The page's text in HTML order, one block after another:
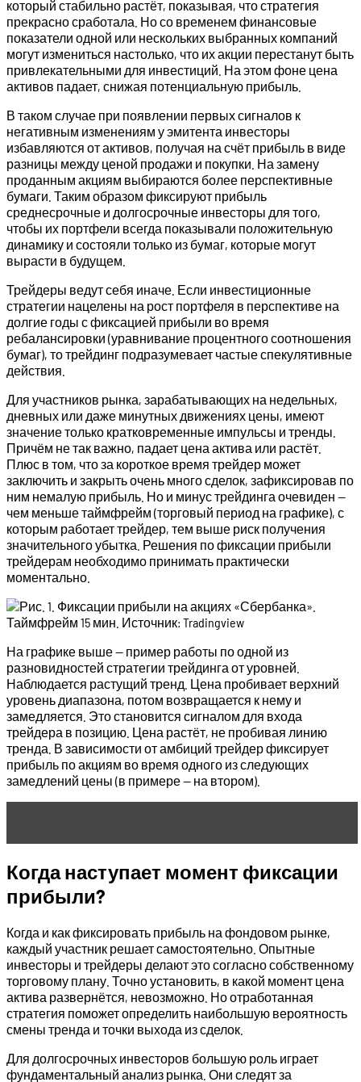
который стабильно растёт, показывая, что стратегия
прекрасно сработала. Но со временем финансовые
показатели одной или нескольких выбранных компаний
могут измениться настолько, что их акции перестанут быть
привлекательными для инвестиций. На этом фоне цена
активов падает, снижая потенциальную прибыль.
В таком случае при появлении первых сигналов к
негативным изменениям у эмитента инвесторы
избавляются от активов, получая на счёт прибыль в виде
разницы между ценой продажи и покупки. На замену
проданным акциям выбираются более перспективные
бумаги. Таким образом фиксируют прибыль
среднесрочные и долгосрочные инвесторы для того,
чтобы их портфели всегда показывали положительную
динамику и состояли только из бумаг, которые могут
вырасти в будущем.
Трейдеры ведут себя иначе. Если инвестиционные
стратегии нацелены на рост портфеля в перспективе на
долгие годы с фиксацией прибыли во время
ребалансировки (уравнивание процентного соотношения
бумаг), то трейдинг подразумевает частые спекулятивные
действия.
Для участников рынка, зарабатывающих на недельных,
дневных или даже минутных движениях цены, имеют
значение только кратковременные импульсы и тренды.
Причём не так важно, падает цена актива или растёт.
Плюс в том, что за короткое время трейдер может
заключить и закрыть очень много сделок, зафиксировав по
ним немалую прибыль. Но и минус трейдинга очевиден —
чем меньше таймфрейм (торговый период на графике), с
которым работает трейдер, тем выше риск получения
значительного убытка. Решения по фиксации прибыли
трейдерам необходимо принимать практически
моментально.
На графике выше — пример работы по одной из
разновидностей стратегии трейдинга от уровней.
Наблюдается растущий тренд. Цена пробивает верхний
уровень диапазона, потом возвращается к нему и
замедляется. Это становится сигналом для входа
трейдера в позицию. Цена растёт, не пробивая линию
тренда. В зависимости от амбиций трейдер фиксирует
прибыль по акциям во время одного из следующих
замедлений цены (в примере — на втором).
Когда наступает момент фиксации
прибыли?
Когда и как фиксировать прибыль на фондовом рынке,
каждый участник решает самостоятельно. Опытные
инвесторы и трейдеры делают это согласно собственному
торговому плану. Точно установить, в какой момент цена
актива развернётся, невозможно. Но отработанная
стратегия поможет определить наибольшую вероятность
смены тренда и точки выхода из сделок.
Для долгосрочных инвесторов большую роль играет
фундаментальный анализ рынка. Они следят за